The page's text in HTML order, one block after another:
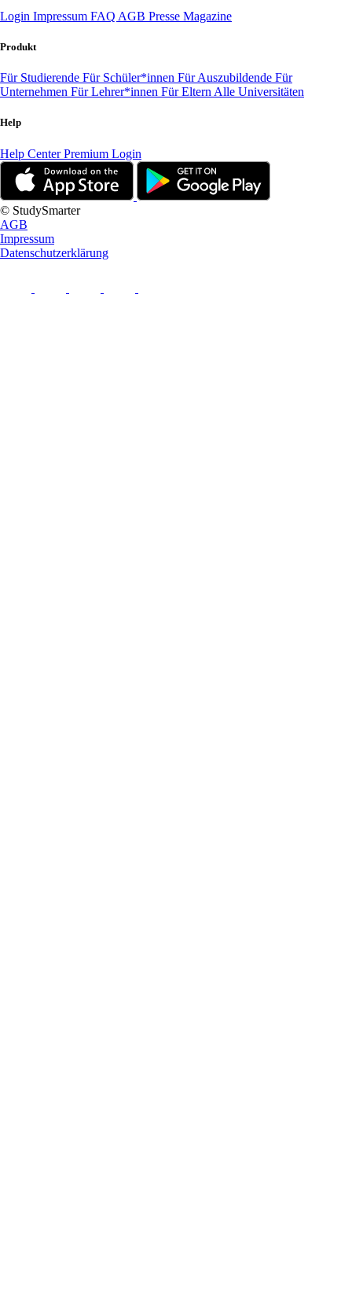
Login Impressum FAQ AGB Presse Magazine
Produkt
Für Studierende Für Schüler*innen Für Auszubildende Für
Unternehmen Für Lehrer*innen Für Eltern Alle Universitäten
Help
Help CenterPremium Login
© StudySmarter
AGB
Impressum
Datenschutzerklärung